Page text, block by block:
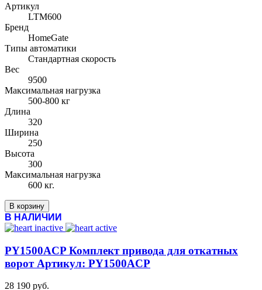
Артикул
LTM600
Бренд
HomeGate
Типы автоматики
Стандартная скорость
Вес
9500
Максимальная нагрузка
500-800 кг
Длина
320
Ширина
250
Высота
300
Максимальная нагрузка
600 кг.
В корзину
В НАЛИЧИИ
PY1500ACP Комплект привода для откатных
ворот Артикул: PY1500ACP
28 190 руб.